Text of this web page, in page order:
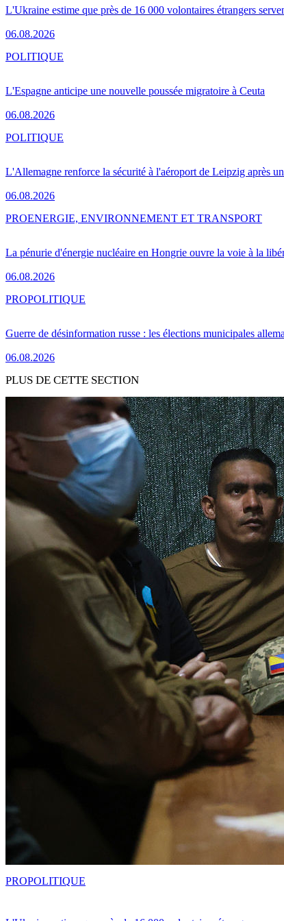
L'Ukraine estime que près de 16 000 volontaires étrangers
06.08.2026
L'Espagne anticipe une nouvelle poussée migratoire à Ceuta
06.08.2026
POLITIQUE
L'Allemagne renforce la sécurité à l'aéroport de Leipzig après
06.08.2026
POLITIQUE
La pénurie d'énergie nucléaire en Hongrie ouvre la voie à la
06.08.2026
PROENERGIE, ENVIRONNEMENT ET TRANSPORT
Guerre de désinformation russe : les élections municipales
06.08.2026
PROPOLITIQUE
PLUS DE CETTE SECTION
PROPOLITIQUE